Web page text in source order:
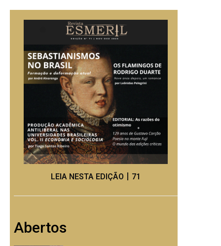
LEIA NESTA EDIÇÃO丨71
Abertos